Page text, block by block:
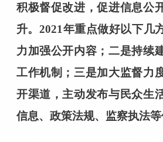
积极督促改进，促进信息公
升。2021年重点做好以下几
力加强公开内容； 二是持续
工作机制； 三是加大监督力
开渠道，主动发布与民众生
信息、政策法规、监察执法等